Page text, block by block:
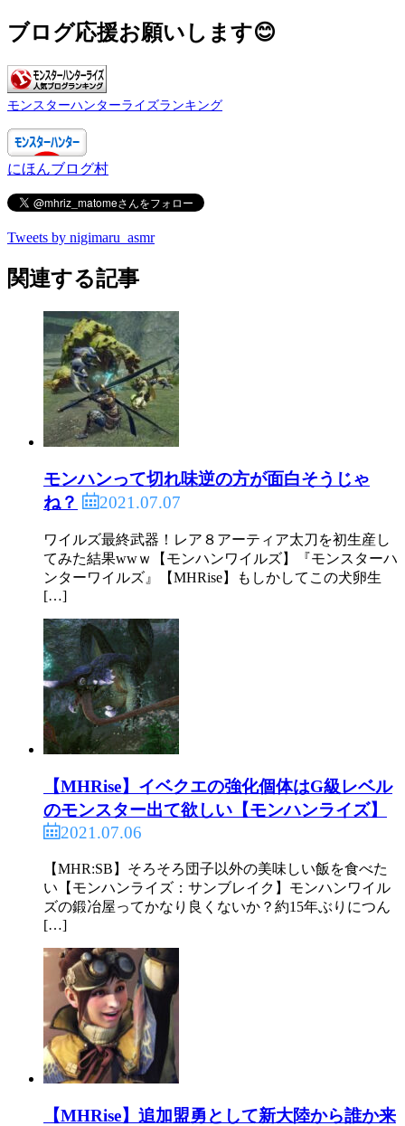
ブログ応援お願いします😊
モンスターハンターライズランキング
にほんブログ村
Tweets by nigimaru_asmr
関連する記事
モンハンって切れ味逆の方が面白そうじゃ
ね？
2021.07.07
ワイルズ最終武器！レア８アーティア太刀を初生産し
てみた結果wwｗ【モンハンワイルズ】『モンスターハ
ンターワイルズ』【MHRise】もしかしてこの犬卵生
[…]
【MHRise】イベクエの強化個体はG級レベル
のモンスター出て欲しい【モンハンライズ】
2021.07.06
【MHR:SB】そろそろ団子以外の美味しい飯を食べた
い【モンハンライズ：サンブレイク】モンハンワイル
ズの鍛冶屋ってかなり良くないか？約15年ぶりにつん
[…]
【MHRise】追加盟勇として新大陸から誰か来